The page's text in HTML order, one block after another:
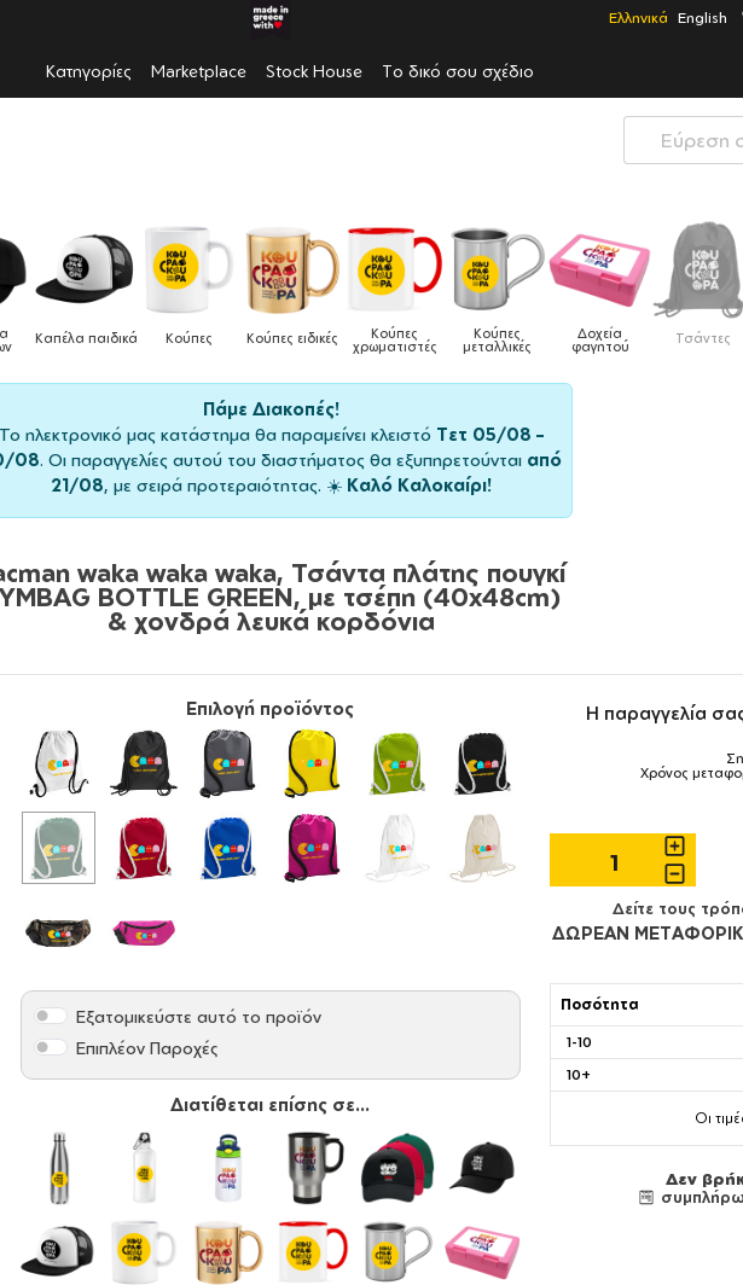
Ελληνικά English
Κατηγορίες Marketplace Stock House Το δικό σου σχέδιο
Κούπες ειδικές Κούπες
χρωματιστές
Κούπες
μεταλλικές
Δοχεία
φαγητού Τσάντες Ποδιές
μαγειρικής
Πάμε Διακοπές!
Το ηλεκτρονικό μας κατάστημα θα παραμείνει κλειστό Τετ 05/08 –
08. Οι παραγγελίες αυτού του διαστήματος θα εξυπηρετούνται από
21/08, με σειρά προτεραιότητας. ☀️ Καλό Καλοκαίρι!
waka waka waka, Τσάντα πλάτης πουγκί
BOTTLE GREEN, με τσέπη (40x48cm)
& χονδρά λευκά κορδόνια
Επιλογή προϊόντος
Εξατομικεύστε αυτό το προϊόν
Επιπλέον Παροχές
Διατίθεται επίσης σε...
Η παραγγελία
Χρόνος
Δείτε τους
ΔΩΡΕΑΝ
Ποσότητα
1-10
10+
Οι
Δεν